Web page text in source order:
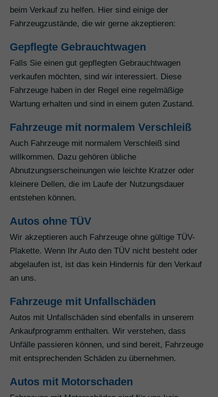
beim Verkauf zu helfen. Hier sind einige der
Fahrzeugzustände, die wir gerne akzeptieren:
Gepflegte Gebrauchtwagen
Falls Sie einen gut gepflegten Gebrauchtwagen
verkaufen möchten, sind wir interessiert. Diese
Fahrzeuge haben in der Regel eine regelmäßige
Wartung erhalten und sind in einem guten Zustand.
Fahrzeuge mit normalem Verschleiß
Auch Fahrzeuge mit normalem Verschleiß sind
willkommen. Dazu gehören übliche
Abnutzungserscheinungen wie leichte Kratzer oder
kleinere Dellen, die im Laufe der Nutzungsdauer
entstehen können.
Autos ohne TÜV
Wir akzeptieren auch Fahrzeuge ohne gültige TÜV-
Plakette. Wenn Ihr Auto den TÜV nicht besteht oder
abgelaufen ist, ist das kein Hindernis für den Verkauf
an uns.
Fahrzeuge mit Unfallschäden
Autos mit Unfallschäden sind ebenfalls in unserem
Ankaufprogramm enthalten. Wir verstehen, dass
Unfälle passieren können, und sind bereit, Fahrzeuge
mit entsprechenden Schäden zu übernehmen.
Autos mit Motorschaden